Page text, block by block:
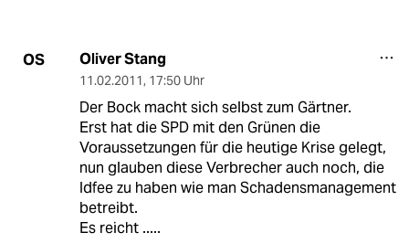
OS Oliver Stang
11.02.2011, 17:50 Uhr
Der Bock macht sich selbst zum Gärtner.
Erst hat die SPD mit den Grünen die
Voraussetzungen für die heutige Krise gelegt,
nun glauben diese Verbrecher auch noch, die
Idfee zu haben wie man Schadensmanagement
betreibt.
Es reicht .....